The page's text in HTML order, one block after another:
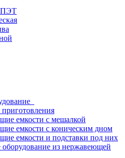
ПЭТ
емкости с мешалкой
емкости с коническим дном
емкости и подставки под них
оборудование из нержавеющей